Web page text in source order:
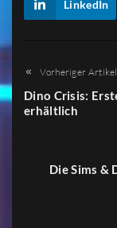
LinkedIn
Vorheriger Artikel
Dino Crisis:
erhältlich
Die Sims &